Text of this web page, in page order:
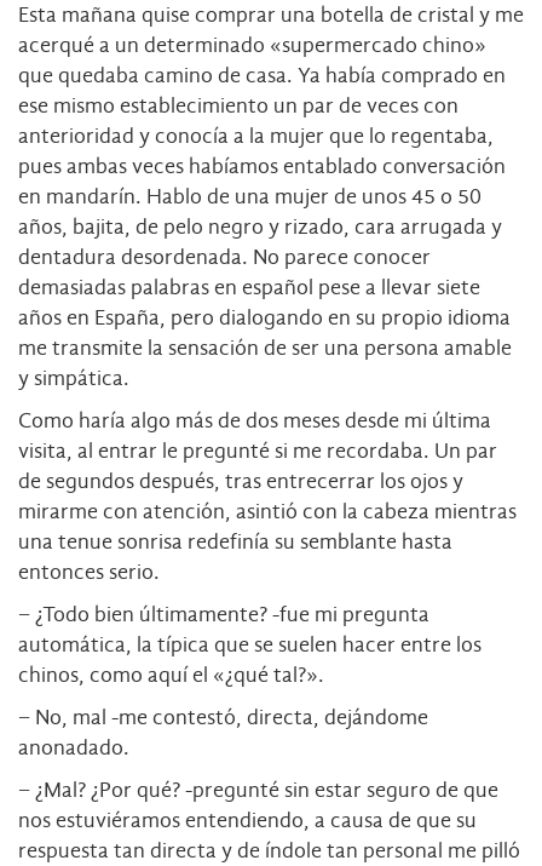
Esta mañana quise comprar una botella de cristal y me
acerqué a un determinado «supermercado chino»
que quedaba camino de casa. Ya había comprado en
ese mismo establecimiento un par de veces con
anterioridad y conocía a la mujer que lo regentaba,
pues ambas veces habíamos entablado conversación
en mandarín. Hablo de una mujer de unos 45 o 50
años, bajita, de pelo negro y rizado, cara arrugada y
dentadura desordenada. No parece conocer
demasiadas palabras en español pese a llevar siete
años en España, pero dialogando en su propio idioma
me transmite la sensación de ser una persona amable
y simpática.
Como haría algo más de dos meses desde mi última
visita, al entrar le pregunté si me recordaba. Un par
de segundos después, tras entrecerrar los ojos y
mirarme con atención, asintió con la cabeza mientras
una tenue sonrisa redefinía su semblante hasta
entonces serio.
− ¿Todo bien últimamente? -fue mi pregunta
automática, la típica que se suelen hacer entre los
chinos, como aquí el «¿qué tal?».
− No, mal -me contestó, directa, dejándome
anonadado.
− ¿Mal? ¿Por qué? -pregunté sin estar seguro de que
nos estuviéramos entendiendo, a causa de que su
respuesta tan directa y de índole tan personal me pilló